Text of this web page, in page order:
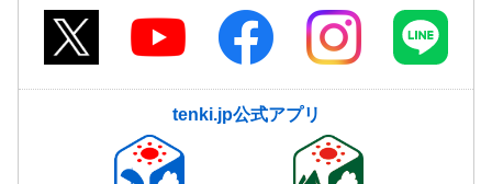
tenki.jp公式アプリ